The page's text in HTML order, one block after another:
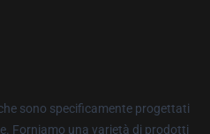
sono specificamente progettati
Forniamo una varietà di prodotti